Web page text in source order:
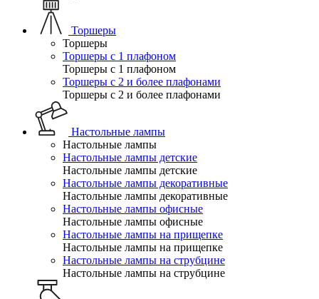
Торшеры
Торшеры
Торшеры с 1 плафоном
Торшеры с 1 плафоном
Торшеры с 2 и более плафонами
Торшеры с 2 и более плафонами
Настольные лампы
Настольные лампы
Настольные лампы детские
Настольные лампы детские
Настольные лампы декоративные
Настольные лампы декоративные
Настольные лампы офисные
Настольные лампы офисные
Настольные лампы на прищепке
Настольные лампы на прищепке
Настольные лампы на струбцине
Настольные лампы на струбцине